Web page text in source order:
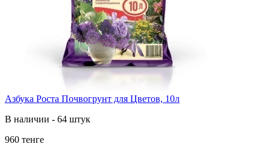
Азбука Роста Почвогрунт для Цветов, 10л
В наличии - 64 штук
960 тенге